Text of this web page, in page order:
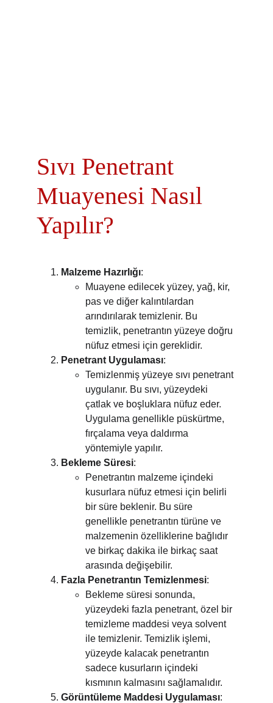
Sıvı Penetrant
Muayenesi Nasıl
Yapılır?
Malzeme Hazırlığı:
Muayene edilecek yüzey, yağ, kir,
pas ve diğer kalıntılardan
arındırılarak temizlenir. Bu
temizlik, penetrantın yüzeye doğru
nüfuz etmesi için gereklidir.
Penetrant Uygulaması:
Temizlenmiş yüzeye sıvı penetrant
uygulanır. Bu sıvı, yüzeydeki
çatlak ve boşluklara nüfuz eder.
Uygulama genellikle püskürtme,
fırçalama veya daldırma
yöntemiyle yapılır.
Bekleme Süresi:
Penetrantın malzeme içindeki
kusurlara nüfuz etmesi için belirli
bir süre beklenir. Bu süre
genellikle penetrantın türüne ve
malzemenin özelliklerine bağlıdır
ve birkaç dakika ile birkaç saat
arasında değişebilir.
Fazla Penetrantın Temizlenmesi:
Bekleme süresi sonunda,
yüzeydeki fazla penetrant, özel bir
temizleme maddesi veya solvent
ile temizlenir. Temizlik işlemi,
yüzeyde kalacak penetrantın
sadece kusurların içindeki
kısmının kalmasını sağlamalıdır.
Görüntüleme Maddesi Uygulaması: